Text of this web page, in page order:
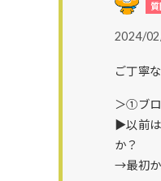
2024/
ご丁寧
＞①ブロ
▶以前
か？
→最初か